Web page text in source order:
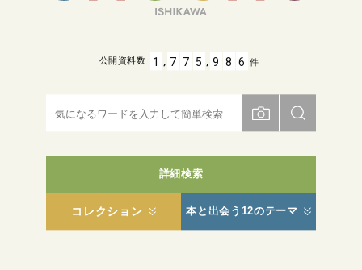
詳細検索
コレクション 本と出会う12のテーマ
公開資料数 1 , 7 7 5 , 9 8 6 件